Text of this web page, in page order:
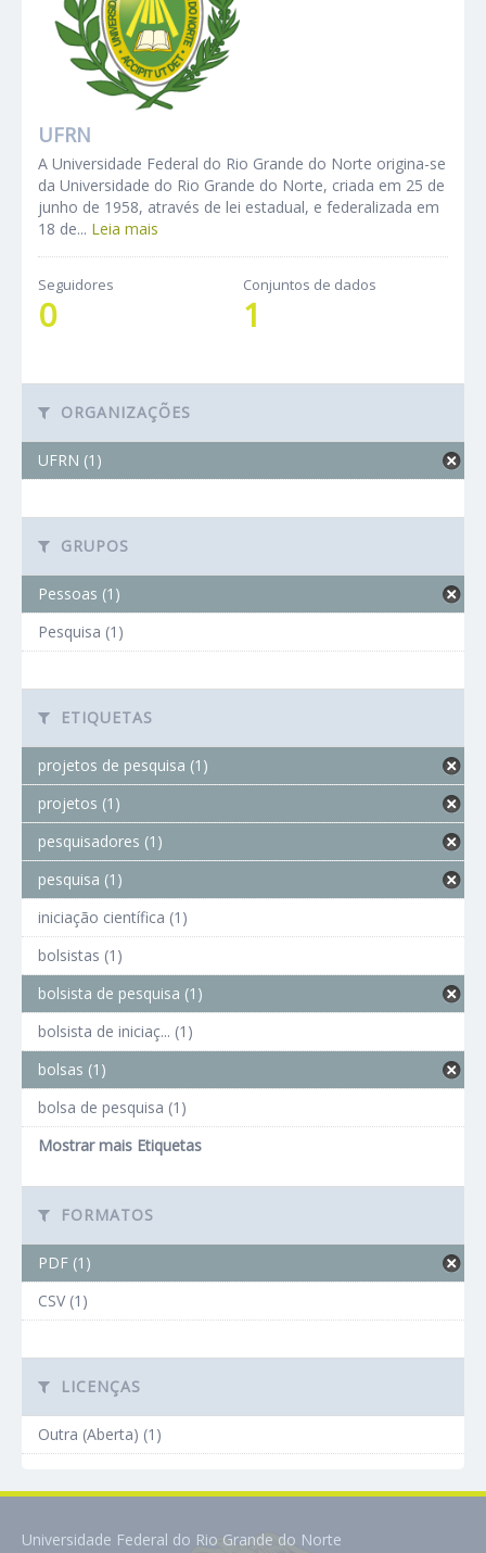
UFRN
A Universidade Federal do Rio Grande do Norte origina-se
da Universidade do Rio Grande do Norte, criada em 25 de
junho de 1958, através de lei estadual, e federalizada em
18 de... Leia mais
Seguidores
0
Conjuntos de dados
1
ORGANIZAÇÕES
UFRN (1)
GRUPOS
Pessoas (1)
Pesquisa (1)
ETIQUETAS
projetos de pesquisa (1)
projetos (1)
pesquisadores (1)
pesquisa (1)
iniciação científica (1)
bolsistas (1)
bolsista de pesquisa (1)
bolsista de iniciaç... (1)
bolsas (1)
bolsa de pesquisa (1)
Mostrar mais Etiquetas
FORMATOS
PDF (1)
CSV (1)
LICENÇAS
Outra (Aberta) (1)
Universidade Federal do Rio Grande do Norte